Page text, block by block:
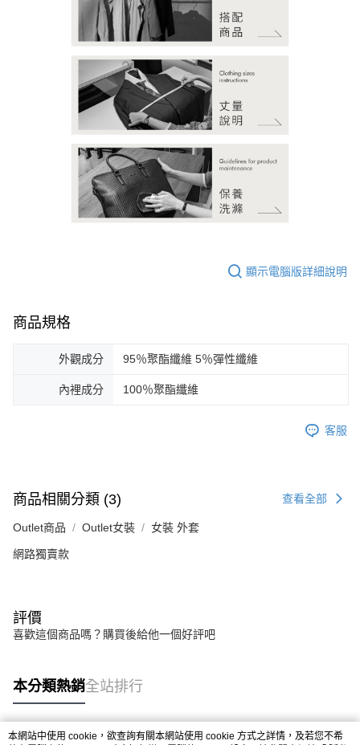
顯示電腦版詳細說明
商品規格
外觀成分 95％聚酯纖維 5％彈性纖維
內裡成分 100％聚酯纖維
客服
商品相關分類 (3) 查看全部
Outlet商品 Outlet女裝 女裝 外套
網路獨賣款
評價
喜歡這個商品嗎？購買後給他一個好評吧
本分類熱銷全站排行
本網站中使用 cookie，欲查詢有關本網站使用 cookie 方式之詳情，及若您不希